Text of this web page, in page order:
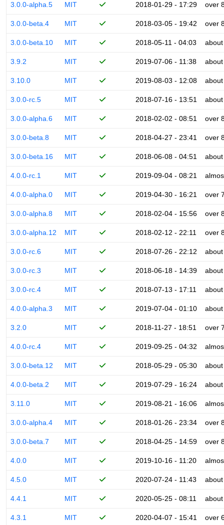
3.0.0-alpha.5 MIT 2018-01-29 - 17:29 over
3.0.0-beta.4 MIT 2018-03-05 - 19:42 over
3.0.0-beta.10 MIT 2018-05-11 - 04:03
3.9.2 MIT 2019-07-06 - 11:38
3.10.0 MIT 2019-08-03 - 12:08
3.0.0-rc.5 MIT 2018-07-16 - 13:51
3.0.0-alpha.6 MIT 2018-02-02 - 08:51 over
3.0.0-beta.8 MIT 2018-04-27 - 23:41 over
3.0.0-beta.16 MIT 2018-06-08 - 04:51
4.0.0-rc.1 MIT 2019-09-04 - 08:21
4.0.0-alpha.0 MIT 2019-04-30 - 16:21 over
3.0.0-alpha.8 MIT 2018-02-04 - 15:56 over
3.0.0-alpha.12 MIT 2018-02-12 - 22:11 over
3.0.0-rc.6 MIT 2018-07-26 - 22:12
3.0.0-rc.3 MIT 2018-06-18 - 14:39
3.0.0-rc.4 MIT 2018-07-13 - 17:11
4.0.0-alpha.3 MIT 2019-07-04 - 01:10
3.2.0 MIT 2018-11-27 - 18:51 over
4.0.0-rc.4 MIT 2019-09-25 - 04:32
3.0.0-beta.12 MIT 2018-05-29 - 05:30
4.0.0-beta.2 MIT 2019-07-29 - 16:24
3.11.0 MIT 2019-08-21 - 16:06
3.0.0-alpha.4 MIT 2018-01-26 - 23:34 over
3.0.0-beta.7 MIT 2018-04-25 - 14:59 over
4.0.0 MIT 2019-10-16 - 11:20
4.5.0 MIT 2020-07-24 - 11:43
4.4.1 MIT 2020-05-25 - 08:11
4.3.1 MIT 2020-04-07 - 15:41 over